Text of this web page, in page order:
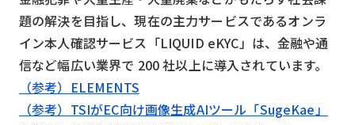
題の解決を目指し、現在の主力サービスであるオンラ
イン本人確認サービス「LIQUID eKYC」は、金融や通
信など幅広い業界で 200 社以上に導入されています。
（参考）ELEMENTS
（参考）TSIがEC向け画像生成AIツール「SugeKae」